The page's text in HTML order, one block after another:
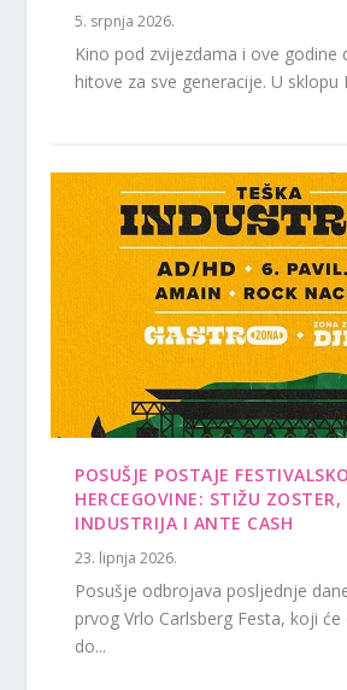
5. srpnja 2026.
Kino pod zvijezdama i ove godine
hitove za sve generacije. U sklopu
POSUŠJE POSTAJE
HERCEGOVINE: STIŽU ZOSTER,
INDUSTRIJA I ANTE CASH
23. lipnja 2026.
Posušje odbrojava posljednje
prvog Vrlo Carlsberg Festa, koji
do...